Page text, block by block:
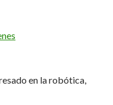
en la robótica,